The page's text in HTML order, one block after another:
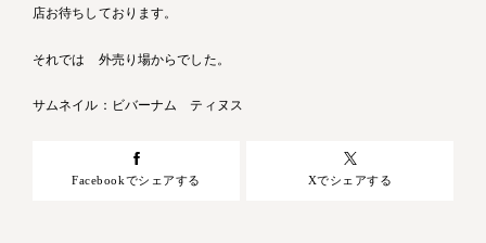
店お待ちしております。
それでは 外売り場からでした。
サムネイル：ビバーナム ティヌス
Facebookでシェアする Xでシェアする